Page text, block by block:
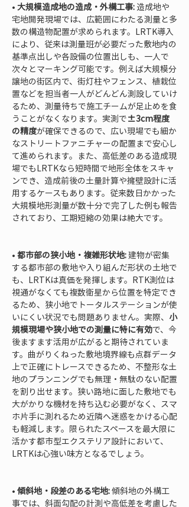
• 大規模造成地の造成・外構工事: 造成地や
宅地開発現場では、広範囲にわたる測量と多
数の構造物配置が求められます。LRTK導入
により、従来は測量班が必要だった敷地内の
基準点出しや各設備の位置出しも、一人で
次々とマーキング可能です。例えば大規模分
譲地の街区内で、街灯柱やフェンス、植栽位
置などを担当者一人がどんどん測設していけ
るため、測量待ちで施工チームが足止めを食
うことがなくなります。実測で±3cm程度
の精度が確保できるので、広い現場でも細か
なストリートファニチャーの配置まで安心し
て進められます。また、高低差のある造成現
場でもLRTKなら短時間で地形全体をスキャ
ンでき、造成前後の土量計算や擁壁設計に活
用するケースもあります。従来数日かかった
大規模地形測量が数十分で完了した例も報告
されており、工期短縮の効果は絶大です。
• 都市部の狭小地・複雑形状地: 建物が密集
する都市部の敷地や入り組んだ形状の土地で
も、LRTKは真価を発揮します。RTK測位は
視通がなくても複数衛星から位置を特定でき
るため、狭小地でトータルステーションが使
いにくい状況でも問題ありません。実際、 小
規模現場や狭小地での測量に特に有効で、今
後ますます活用が広がると期待されていま
す。曲がりくねった敷地境界線も点群データ
上で正確にトレースできるため、不整形な土
地のプランニングでも無理・無駄のない配置
を割り出せます。狭い路地に面した敷地でも
大がかりな機材を持ち込む必要がなく、スマ
ホ片手に測れるため近隣へ迷惑をかける心配
も軽減します。限られたスペースを最大限に
活かす都市型エクステリア設計において、
LRTKは心強い味方となるでしょう。
• 傾斜地・段差のある宅地: 傾斜地の外構工
事では、斜面勾配の計測や高低差を考慮した